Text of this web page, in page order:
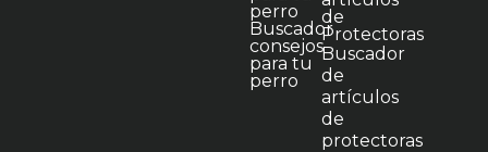
perro
Buscador
consejos
para tu
perro
de
Protectoras
Buscador
de
artículos
de
protectoras